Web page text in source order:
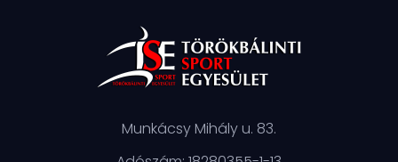
Munkácsy Mihály u. 83.